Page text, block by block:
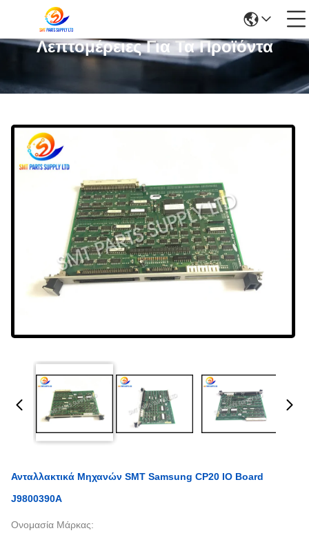
Λεπτομέρειες Για Τα Προϊόντα
Ανταλλακτικά Μηχανών SMT Samsung CP20 IO Board
J9800390A
Ονομασία Μάρκας: